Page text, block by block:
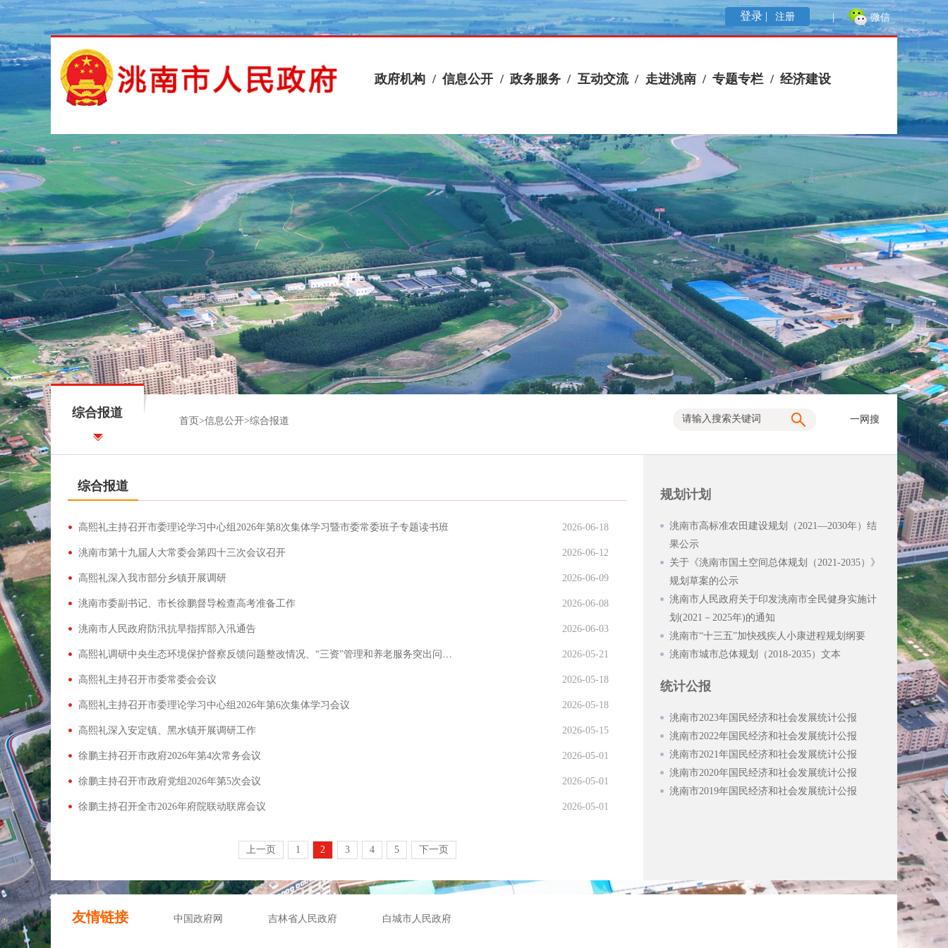
微信
|
登录 | 注册
政府机构 / 信息公开 / 政务服务 / 互动交流 / 走进洮南 / 专题专栏 / 经济建设
综合报道
首页 >信息公开>综合报道 一网搜
综合报道
高熙礼主持召开市委理论学习中心组2026年第8次集体学习暨市委常委班子专题读书班 2026-06-18
洮南市第十九届人大常委会第四十三次会议召开 2026-06-12
高熙礼深入我市部分乡镇开展调研 2026-06-09
洮南市委副书记、市长徐鹏督导检查高考准备工作 2026-06-08
洮南市人民政府防汛抗旱指挥部入汛通告 2026-06-03
高熙礼调研中央生态环境保护督察反馈问题整改情况、“三资”管理和养老服务突出问题专项整治情况 2026-05-21
高熙礼主持召开市委常委会会议 2026-05-18
高熙礼主持召开市委理论学习中心组2026年第6次集体学习会议 2026-05-18
高熙礼深入安定镇、黑水镇开展调研工作 2026-05-15
徐鹏主持召开市政府2026年第4次常务会议 2026-05-01
徐鹏主持召开市政府党组2026年第5次会议 2026-05-01
徐鹏主持召开全市2026年府院联动联席会议 2026-05-01
上一页 1 2 3 4 5 下一页
规划计划
洮南市高标准农田建设规划（2021—2030年）结
果公示
关于《洮南市国土空间总体规划（2021-2035）》
规划草案的公示
洮南市人民政府关于印发洮南市全民健身实施计
划(2021－2025年)的通知
洮南市“十三五”加快残疾人小康进程规划纲要
洮南市城市总体规划（2018-2035）文本
统计公报
洮南市2023年国民经济和社会发展统计公报
洮南市2022年国民经济和社会发展统计公报
洮南市2021年国民经济和社会发展统计公报
洮南市2020年国民经济和社会发展统计公报
洮南市2019年国民经济和社会发展统计公报
友情链接 中国政府网 吉林省人民政府 白城市人民政府